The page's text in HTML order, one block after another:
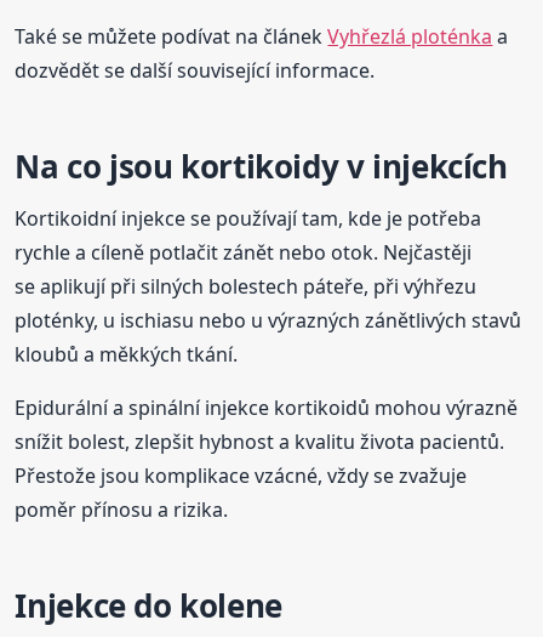
Také se můžete podívat na článekVyhřezlá ploténka a
dozvědět se další související informace.
Na co jsou kortikoidy v injekcích
Kortikoidní injekce se používají tam, kde je potřeba
rychle a cíleně potlačit zánět nebo otok. Nejčastěji
se aplikují při silných bolestech páteře, při výhřezu
ploténky, u ischiasu nebo u výrazných zánětlivých stavů
kloubů a měkkých tkání.
Epidurální a spinální injekce kortikoidů mohou výrazně
snížit bolest, zlepšit hybnost a kvalitu života pacientů.
Přestože jsou komplikace vzácné, vždy se zvažuje
poměr přínosu a rizika.
Injekce do kolene